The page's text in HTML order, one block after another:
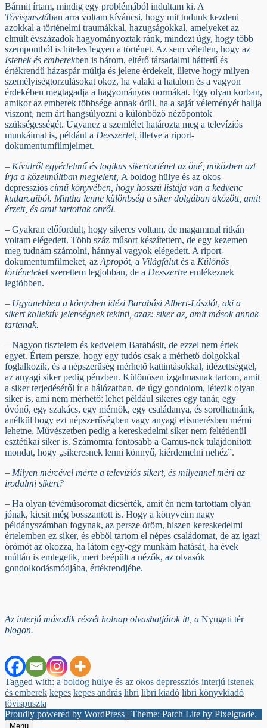
Bármit írtam, mindig egy problémából indultam ki. A
Tövispusztában arra voltam kíváncsi, hogy mit tudunk kezdeni
azokkal a történelmi traumákkal, hazugságokkal, amelyeket az
elmúlt évszázadok hagyományoztak ránk, mindezt úgy, hogy több
szempontból is hiteles legyen a történet. Az sem véletlen, hogy az
Istenek és emberekben is három, eltérő társadalmi hátterű és
értékrendű házaspár múltja és jelene érdekelt, illetve hogy milyen
személyiségtorzulásokat okoz, ha valaki a hatalom és a vagyon
érdekében megtagadja a hagyományos normákat. Egy olyan korban,
amikor az emberek többsége annak örül, ha a saját véleményét hallja
viszont, nem árt hangsúlyozni a különböző nézőpontok
szükségességét. Ugyanez a szemlélet határozta meg a televíziós
munkáimat is, például a Desszertet, illetve a riport-
dokumentumfilmjeimet.
– Kívülről egyértelmű és logikus sikertörténet az öné, miközben azt
írja a közelmúltban megjelent, A boldog hülye és az okos
depressziós című könyvében, hogy hosszú listája van a kedvenc
kudarcaiból. Mintha lenne különbség a siker dolgában aközött, amit
érzett, és amit tartottak önről.
– Gyakran előfordult, hogy sikeres voltam, de magammal ritkán
voltam elégedett. Több száz műsort készítettem, de egy kezemen
meg tudnám számolni, hánnyal vagyok elégedett. A riport-
dokumentumfilmeket, az Apropót, a Világfalut és a Különös
történeteket szerettem legjobban, de a Desszertre emlékeznek
legtöbben.
– Ugyanebben a könyvben idézi Barabási Albert-Lászlót, aki a
sikert kollektív jelenségnek tekinti, azaz: siker az, amit mások annak
tartanak.
– Nagyon tisztelem és kedvelem Barabásit, de ezzel nem értek
egyet. Értem persze, hogy egy tudós csak a mérhető dolgokkal
foglalkozik, és a népszerűség mérhető kattintásokkal, idézettséggel,
az anyagi siker pedig pénzben. Különösen izgalmasnak tartom, amit
a siker terjedéséről ír a hálózatban, de úgy gondolom, létezik olyan
siker is, ami nem mérhető: lehet például sikeres egy tanár, egy
óvónő, egy szakács, egy mérnök, egy családanya, és sorolhatnánk,
anélkül hogy ezt népszerűségben vagy anyagi elismerésben mérni
lehetne. Művészetben pedig a kereskedelmi siker nem feltétlenül
esztétikai siker is. Számomra fontosabb a Camus-nek tulajdonított
mondat, hogy „sikeresnek lenni könnyű, kiérdemelni nehéz”.
– Milyen mércével mérte a televíziós sikert, és milyennel méri az
irodalmi sikert?
– Ha olyan tévéműsoromat dicsérték, amit én nem tartottam olyan
jónak, kicsit még bosszantott is. Hogy a könyveim nagy
példányszámban fogynak, az persze öröm, hiszen kereskedelmi
értelemben ez siker, és ebből tartom el népes családomat, de az igazi
örömöt az okozza, ha látom egy-egy munkám hatását, ha évek
múltán is emlegetik, mert beépült a nézők, az olvasók
gondolkodásmódjába, értékrendjébe.
Az interjú második részét holnap olvashatjátok itt, a Nyugati tér
blogon.
Tagged with: a boldog hülye és az okos depressziós interjú istenek
és emberek kepes kepes andrás libri libri kiadó libri könyvkiadó
tövispuszta
Proudly powered by WordPress | Theme: Patch Lite by Pixelgrade.
Menu